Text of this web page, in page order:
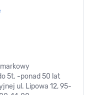
5t. -ponad 50 lat
ul. Lipowa 12, 95-